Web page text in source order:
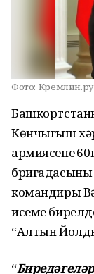
Фото:
Көнчыгыш
армиясенең
командиры
исеме
“Алтын
“